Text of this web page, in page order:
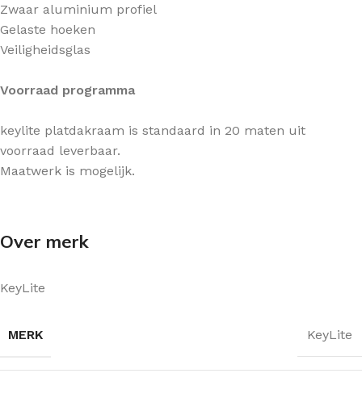
Zwaar aluminium profiel
Gelaste hoeken
Veiligheidsglas
Voorraad programma
keylite platdakraam is standaard in 20 maten uit
voorraad leverbaar.
Maatwerk is mogelijk.
Over merk
KeyLite
MERK KeyLite